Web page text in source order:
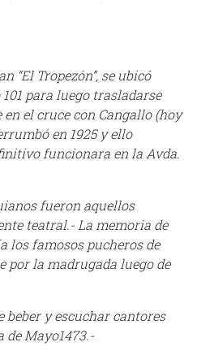
“El Tropezón”, se ubicó
para luego trasladarse
el cruce con Cangallo (hoy
en 1925 y ello
funcionara en la Avda.
fueron aquellos
teatral.- La memoria de
los famosos pucheros de
por la madrugada luego de
beber y escuchar cantores
de Mayo1473.-